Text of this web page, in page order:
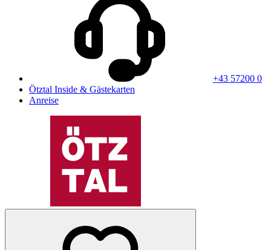
+43 57200 0
Ötztal Inside & Gästekarten
Anreise